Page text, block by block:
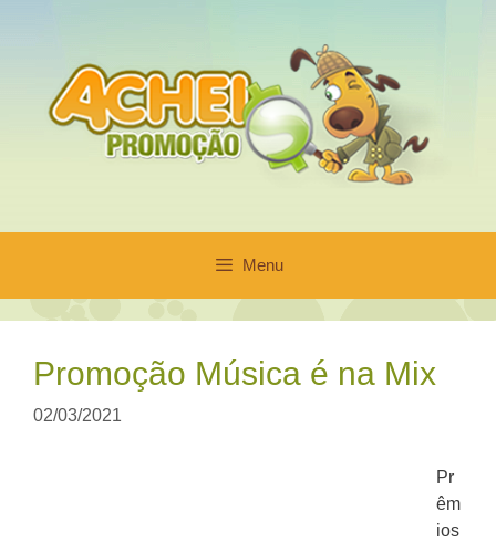
conteúdo
Menu
Promoção Música é na Mix
02/03/2021
Pr
êm
ios